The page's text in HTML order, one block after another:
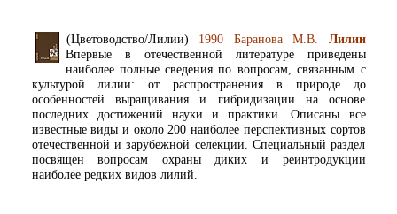
(Цветоводство/Лилии) 1990 Баранова М.В. Лилии
Впервые в отечественной литературе приведены
наиболее полные сведения по вопросам, связанным с
культурой лилии: от распространения в природе до
особенностей выращивания и гибридизации на основе
последних достижений науки и практики. Описаны все
известные виды и около 200 наиболее перспективных сортов
отечественной и зарубежной селекции. Специальный раздел
посвящен вопросам охраны диких и реинтродукции
наиболее редких видов лилий.